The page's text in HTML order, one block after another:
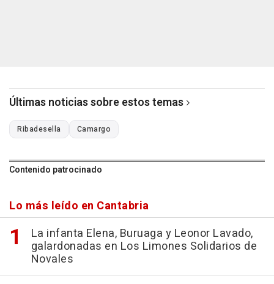
Últimas noticias sobre estos temas
Ribadesella Camargo
Contenido patrocinado
Lo más leído en Cantabria
La infanta Elena, Buruaga y Leonor Lavado,
galardonadas en Los Limones Solidarios de
Novales